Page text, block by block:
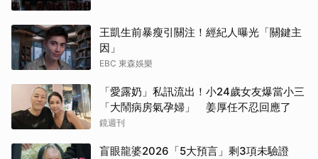
王凱生前暴瘦引關注！經紀人曝光「關鍵主
因」
EBC 東森娛樂
「愛露奶」私訊流出！小24歲女友爆當小三
「大鬧病房氣孕婦」 姜厚任不忍回應了
鏡週刊
盲眼龍婆2026「5大預言」剩3項未驗證